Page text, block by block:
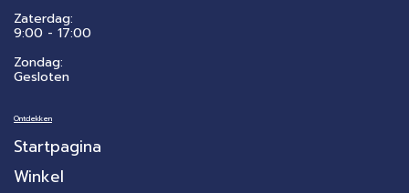
Zaterdag:
​9:00 - 17:00
Zondag:
Gesloten
Ontdekken
Startpagina
Winkel